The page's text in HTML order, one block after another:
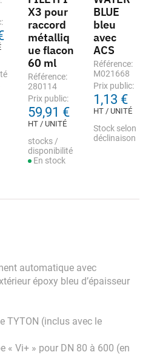
X3 pour
raccord
métalliq
ue flacon
60 ml
Référence:
280114
Prix public:
59,91 €
HT / UNITÉ
stocks /
disponibilité
En stock
BLUE
bleu
avec
ACS
Référence:
M021668
Prix public:
1,13 €
HT / UNITÉ
Stock selon
déclinaison
automatique avec
époxy bleu d’épaisseur
TYTON (inclus avec le
« Vi+ » pour DN 80 à 600 (en